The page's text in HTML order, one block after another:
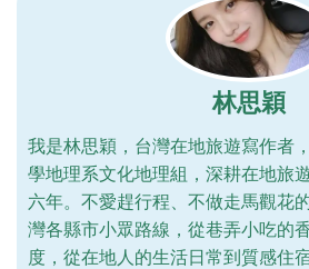
林思穎
我是林思穎，台灣在地旅遊寫作者
學地理系文化地理組，深耕在地旅
六年。不愛趕行程、不做走馬觀花
灣各縣市小眾路線，從巷弄小吃的
度，從在地人的生活日常到質感住